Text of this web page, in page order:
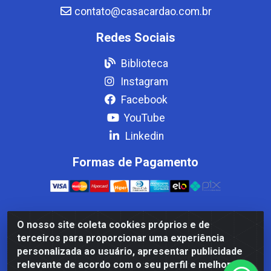
O nosso site coleta cookies próprios e de
terceiros para proporcionar uma experiência
personalizada ao usuário, apresentar publicidade
relevante de acordo com o seu perfil e melhorar a
contato@casacardao.com.br
Redes Sociais
Biblioteca
Instagram
Facebook
YouTube
Linkedin
Formas de Pagamento
Casa Cardão LTDA - Av. Amaral Peixoto, 910 - Afonso
ArinosCom, Levy Gasparian/RJ - CEP 25.875-000 - CNPJ
32.287.542/0001-83